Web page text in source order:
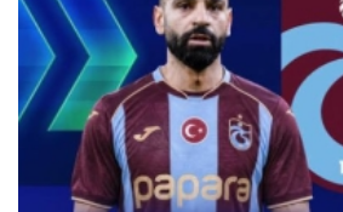
Merve Savıcı
MUCİZEYE GEREK YOK,
BESLENMEK ASLINDA
Murat Kayacan